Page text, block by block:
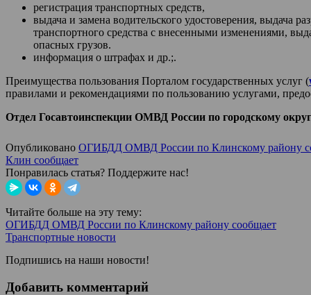
регистрация транспортных средств,
выдача и замена водительского удостоверения, выдача
транспортного средства с внесенными изменениями,
опасных грузов.
информация о штрафах и др.;.
Преимущества пользования Порталом государственных услуг (
правилами и рекомендациями по пользованию услугами,
Отдел Госавтоинспекции ОМВД России по городскому
Опубликовано ОГИБДД ОМВД России по Клинскому району
Клин сообщает
Понравилась статья? Поддержите нас!
Читайте больше на эту тему:
ОГИБДД ОМВД России по Клинскому району сообщает
Транспортные новости
Подпишись на наши новости!
Добавить комментарий